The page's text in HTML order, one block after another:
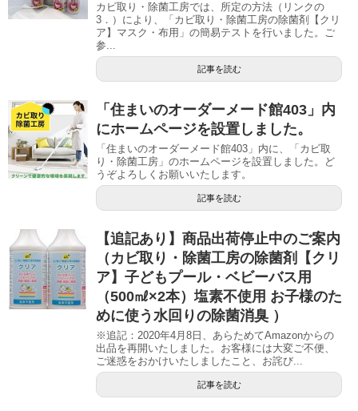
カビ取り・除菌工房では、所定の方法（リンクの
3．）により、「カビ取り・除菌工房の除菌剤【クリ
ア】マスク・布用」の簡易テストを行いました。ご
参...
記事を読む
「住まいのオーダーメード館403」内
にホームページを設置しました。
「住まいのオーダーメード館403」内に、「カビ取
り・除菌工房」のホームページを設置しました。ど
うぞよろしくお願いいたします。
記事を読む
【追記あり】商品出荷停止中のご案内
（カビ取り・除菌工房の除菌剤【クリ
ア】子どもプール・ベビーバス用
（500㎖×2本）塩素不使用 お子様のた
めに使う水回りの除菌消臭 ）
※追記：2020年4月8日、あらためてAmazonからの
出品を再開いたしました。お客様には大変ご不便、
ご迷惑をおかけいたしましたこと、お詫び...
記事を読む